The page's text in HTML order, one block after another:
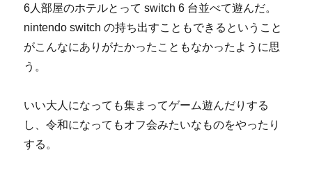
6人部屋のホテルとって switch 6 台並べて遊んだ。
nintendo switch の持ち出すこともできるということ
がこんなにありがたかったこともなかったように思
う。
いい大人になっても集まってゲーム遊んだりする
し、令和になってもオフ会みたいなものをやったり
する。